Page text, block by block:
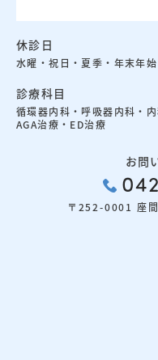
休診日
水曜・祝日・夏季・年末年
診療科目
循環器内科・呼吸器内科・
AGA治療・ED治療
お問
〒252-0001 座